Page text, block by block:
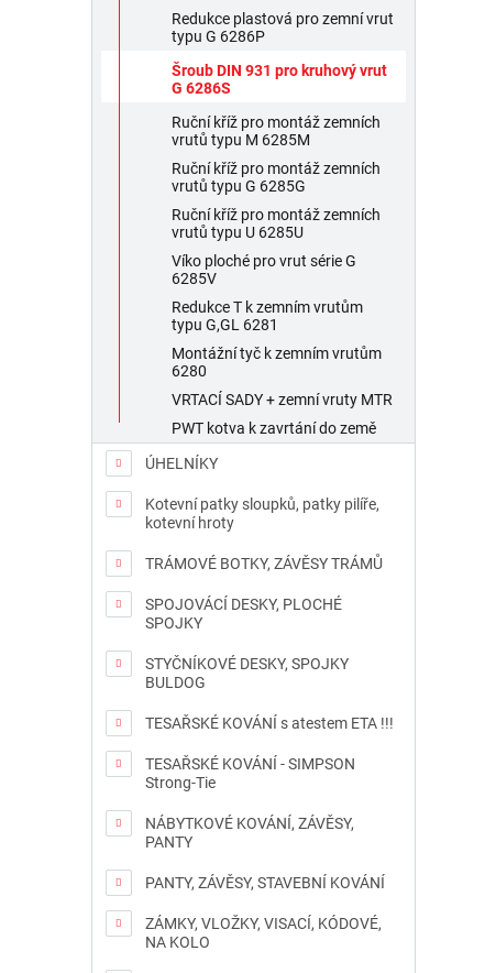
Redukce plastová pro zemní vrut
typu G 6286P
Šroub DIN 931 pro kruhový vrut
G 6286S
Ruční kříž pro montáž zemních
vrutů typu M 6285M
Ruční kříž pro montáž zemních
vrutů typu G 6285G
Ruční kříž pro montáž zemních
vrutů typu U 6285U
Víko ploché pro vrut série G
6285V
Redukce T k zemním vrutům
typu G,GL 6281
Montážní tyč k zemním vrutům
6280
VRTACÍ SADY + zemní vruty MTR
PWT kotva k zavrtání do země
ÚHELNÍKY
Kotevní patky sloupků, patky pilíře,
kotevní hroty
TRÁMOVÉ BOTKY, ZÁVĚSY TRÁMŮ
SPOJOVÁCÍ DESKY, PLOCHÉ
SPOJKY
STYČNÍKOVÉ DESKY, SPOJKY
BULDOG
TESAŘSKÉ KOVÁNÍ s atestem ETA !!!
TESAŘSKÉ KOVÁNÍ - SIMPSON
Strong-Tie
NÁBYTKOVÉ KOVÁNÍ, ZÁVĚSY,
PANTY
PANTY, ZÁVĚSY, STAVEBNÍ KOVÁNÍ
ZÁMKY, VLOŽKY, VISACÍ, KÓDOVÉ,
NA KOLO